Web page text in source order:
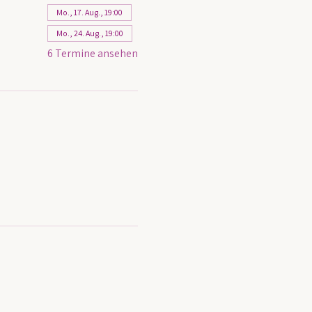
Mo., 17. Aug., 19:00
Mo., 24. Aug., 19:00
6 Termine ansehen